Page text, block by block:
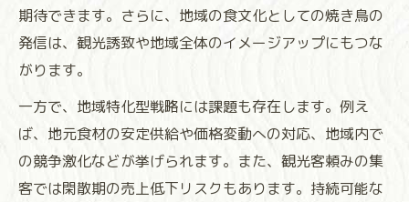
期待できます。さらに、地域の食文化としての焼き鳥の
発信は、観光誘致や地域全体のイメージアップにもつな
がります。
一方で、地域特化型戦略には課題も存在します。例え
ば、地元食材の安定供給や価格変動への対応、地域内で
の競争激化などが挙げられます。また、観光客頼みの集
客では閑散期の売上低下リスクもあります。持続可能な